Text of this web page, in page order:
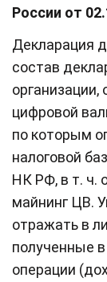
России от
Декларация
состав
цифровой
по которым
налоговой
НК РФ, в т. ч.
майнинг ЦВ.
отражать в
полученные
операции